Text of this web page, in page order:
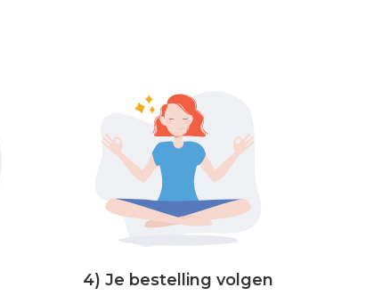
4) Je bestelling volgen